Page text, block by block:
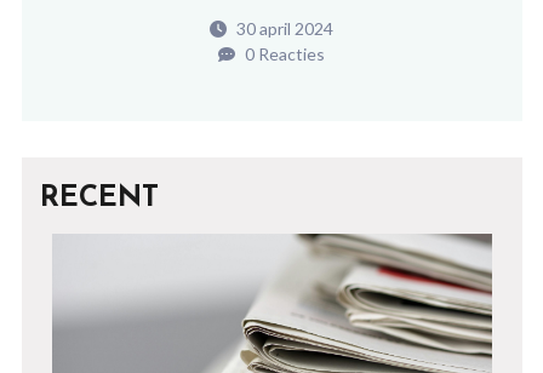
30 april 2024
0 Reacties
RECENT